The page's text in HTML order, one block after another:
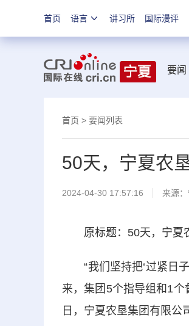
首页 语言 讲习所 国际漫评
要闻
首页 > 要闻列表
50天，宁夏农
2024-04-30 17:57:16 来源：
原标题：50天，宁夏农
“我们坚持把‘过紧日子
来，集团5个指导组和1个
日，宁夏农垦集团有限公